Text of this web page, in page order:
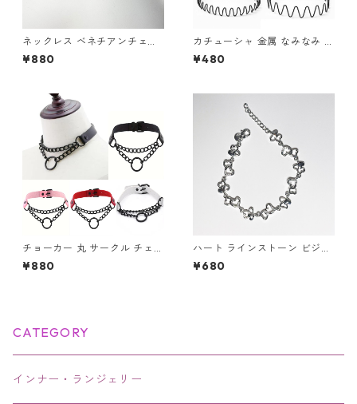
ネックレス ベネチアンチェー
ン ミニマル バーペンダント ラ
インストーン
¥880
カチューシャ 金属 なみなみ 波
型 コイル 5種類 ヘアアクセサ
リー レディース メンズ ヘアア
¥480
チョーカー 丸 サークル チェー
ン レザー ブラック ２連チェー
ン レザーチョーカー
¥880
ハート ラインストーン ビジュ
ー キラキラ シルバー 可愛い
ブレスレット
¥680
CATEGORY
インナー・ランジェリー